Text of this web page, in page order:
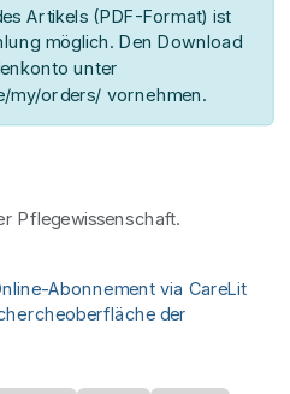
Artikels (PDF-Format) ist
möglich. Den Download
unter
my/orders/ vornehmen.
Pflegewissenschaft.
Abonnement via CareLit
der